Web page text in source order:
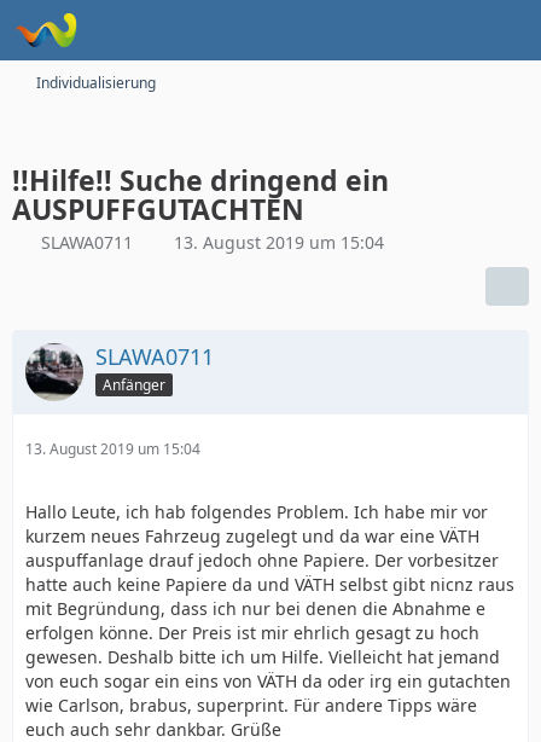
Individualisierung
!!Hilfe!! Suche dringend ein
AUSPUFFGUTACHTEN
SLAWA0711 13. August 2019 um 15:04
SLAWA0711
Anfänger
13. August 2019 um 15:04
Hallo Leute, ich hab folgendes Problem. Ich habe mir vor
kurzem neues Fahrzeug zugelegt und da war eine VÄTH
auspuffanlage drauf jedoch ohne Papiere. Der vorbesitzer
hatte auch keine Papiere da und VÄTH selbst gibt nicnz raus
mit Begründung, dass ich nur bei denen die Abnahme e
erfolgen könne. Der Preis ist mir ehrlich gesagt zu hoch
gewesen. Deshalb bitte ich um Hilfe. Vielleicht hat jemand
von euch sogar ein eins von VÄTH da oder irg ein gutachten
wie Carlson, brabus, superprint. Für andere Tipps wäre
euch auch sehr dankbar. Grüße